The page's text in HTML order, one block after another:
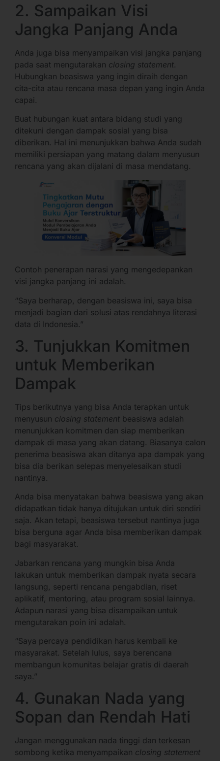
2. Sampaikan Visi
Jangka Panjang Anda
Anda juga bisa menyampaikan visi jangka panjang
pada saat mengutarakan closing statement.
Hubungkan beasiswa yang ingin diraih dengan
cita-cita atau rencana masa depan yang ingin Anda
capai.
Buat hubungan kuat antara bidang studi yang
ditekuni dengan dampak sosial yang bisa
diberikan. Hal ini menunjukkan bahwa Anda sudah
memiliki persiapan yang matang dalam menyusun
rencana yang akan dijalani di masa mendatang.
Contoh penerapan narasi yang mengedepankan
visi jangka panjang ini adalah.
“Saya berharap, dengan beasiswa ini, saya bisa
menjadi bagian dari solusi atas rendahnya literasi
data di Indonesia.”
3. Tunjukkan Komitmen
untuk Memberikan
Dampak
Tips berikutnya yang bisa Anda terapkan untuk
menyusun closing statement beasiswa adalah
menunjukkan komitmen dan siap memberikan
dampak di masa yang akan datang. Biasanya calon
penerima beasiswa akan ditanya apa dampak yang
bisa dia berikan selepas menyelesaikan studi
nantinya.
Anda bisa menyatakan bahwa beasiswa yang akan
didapatkan tidak hanya ditujukan untuk diri sendiri
saja. Akan tetapi, beasiswa tersebut nantinya juga
bisa berguna agar Anda bisa memberikan dampak
bagi masyarakat.
Jabarkan rencana yang mungkin bisa Anda
lakukan untuk memberikan dampak nyata secara
langsung, seperti rencana pengabdian, riset
aplikatif, mentoring, atau program sosial lainnya.
Adapun narasi yang bisa disampaikan untuk
mengutarakan poin ini adalah.
“Saya percaya pendidikan harus kembali ke
masyarakat. Setelah lulus, saya berencana
membangun komunitas belajar gratis di daerah
saya.”
4. Gunakan Nada yang
Sopan dan Rendah Hati
Jangan menggunakan nada tinggi dan terkesan
sombong ketika menyampaikan closing statement